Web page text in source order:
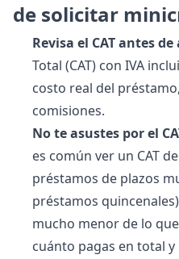
de solicitar
Revisa el CAT antes de
Total (CAT) con IVA
costo real del
comisiones.
No te asustes por el
es común ver un CAT
préstamos de plazos
préstamos
mucho menor de lo
cuánto pagas en total